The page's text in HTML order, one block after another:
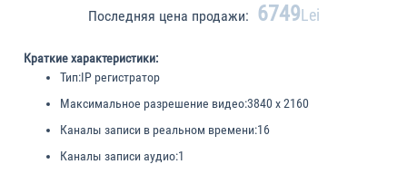
Последняя цена продажи: 6749Lei
Краткие характеристики:
Тип:IP регистратор
Максимальное разрешение видео:3840 x 2160
Каналы записи в реальном времени:16
Каналы записи аудио:1